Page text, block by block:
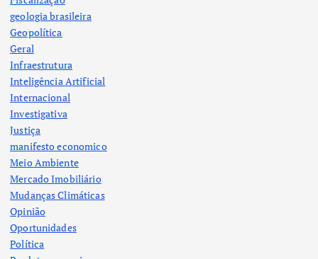
geologia brasileira
Geopolítica
Geral
Infraestrutura
Inteligência Artificial
Internacional
Investigativa
Justiça
manifesto economico
Meio Ambiente
Mercado Imobiliário
Mudanças Climáticas
Opinião
Oportunidades
Política